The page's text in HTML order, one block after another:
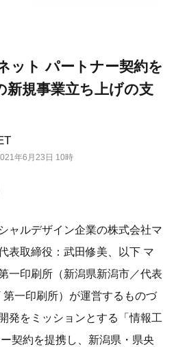
年6月23日 10時
ット パートナー契約を
規事業立ち上げの支
ャルデザイン企業の株式会社マ
表取締役：武田修美、以下 マ
一印刷所（新潟県新潟市／代表
一印刷所）が運営するものづ
発をミッションとする「情報工
契約を提携し、新潟県・県央